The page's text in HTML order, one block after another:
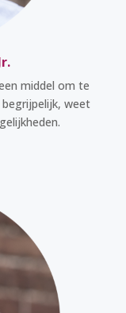
middel om te
weet